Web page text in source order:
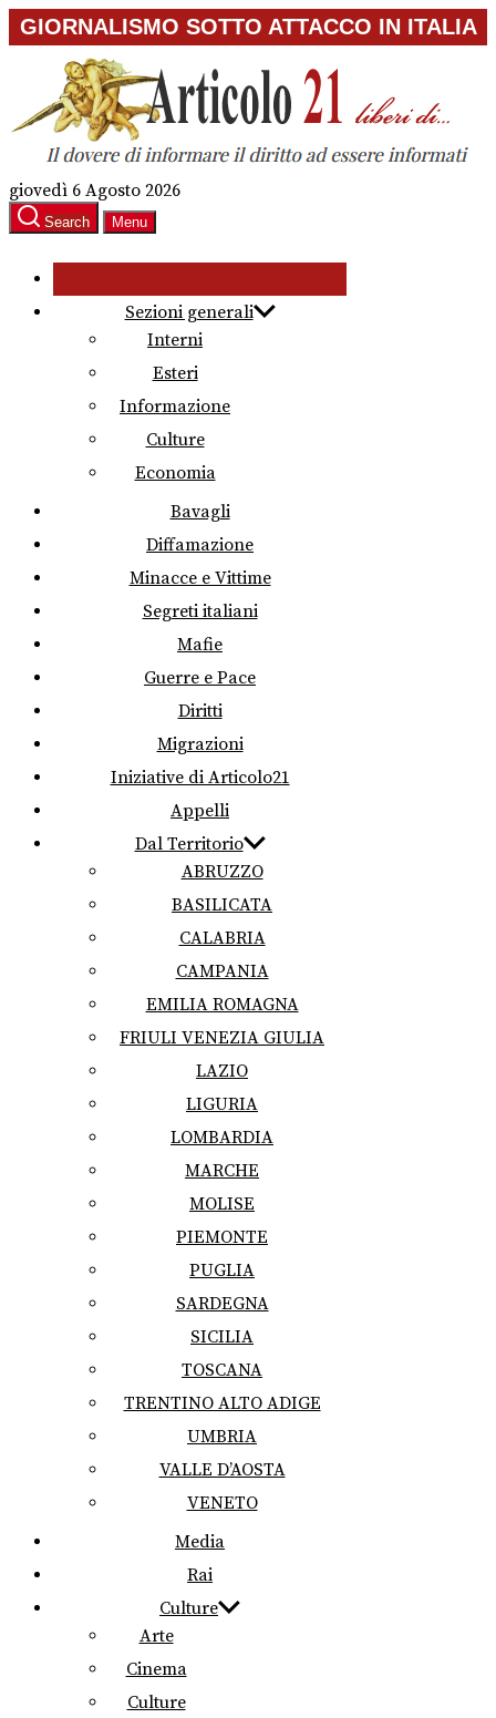
Skip
to
content
GIORNALISMO SOTTO ATTACCO IN ITALIA
giovedì 6 Agosto 2026
Search Menu
Sezioni generali
Interni
Esteri
Informazione
Culture
Economia
Bavagli
Diffamazione
Minacce e Vittime
Segreti italiani
Mafie
Guerre e Pace
Diritti
Migrazioni
Iniziative di Articolo21
Appelli
Dal Territorio
ABRUZZO
BASILICATA
CALABRIA
CAMPANIA
EMILIA ROMAGNA
FRIULI VENEZIA GIULIA
LAZIO
LIGURIA
LOMBARDIA
MARCHE
MOLISE
PIEMONTE
PUGLIA
SARDEGNA
SICILIA
TOSCANA
TRENTINO ALTO ADIGE
UMBRIA
VALLE D’AOSTA
VENETO
Media
Rai
Culture
Arte
Cinema
Culture